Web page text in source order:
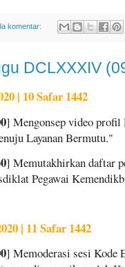
komentar:
DCLXXXIV
| 10 Safar 1442
] Mengonsep video
Layanan Bermutu."
] Memutakhirkan daftar
Pegawai
| 11 Safar 1442
] Memoderasi sesi Kode